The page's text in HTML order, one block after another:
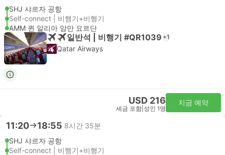
SHJ 샤르자 공항
Self-connect | 비행기+비행기
AMM 퀸 알리아 암만 요르단
일반석 | 비행기 #QR1039 +1
Qatar Airways
USD 216
세금 포함 성인 1명
지금 예약
11:20 18:55 8시간 35분
SHJ 샤르자 공항
Self-connect | 비행기+비행기